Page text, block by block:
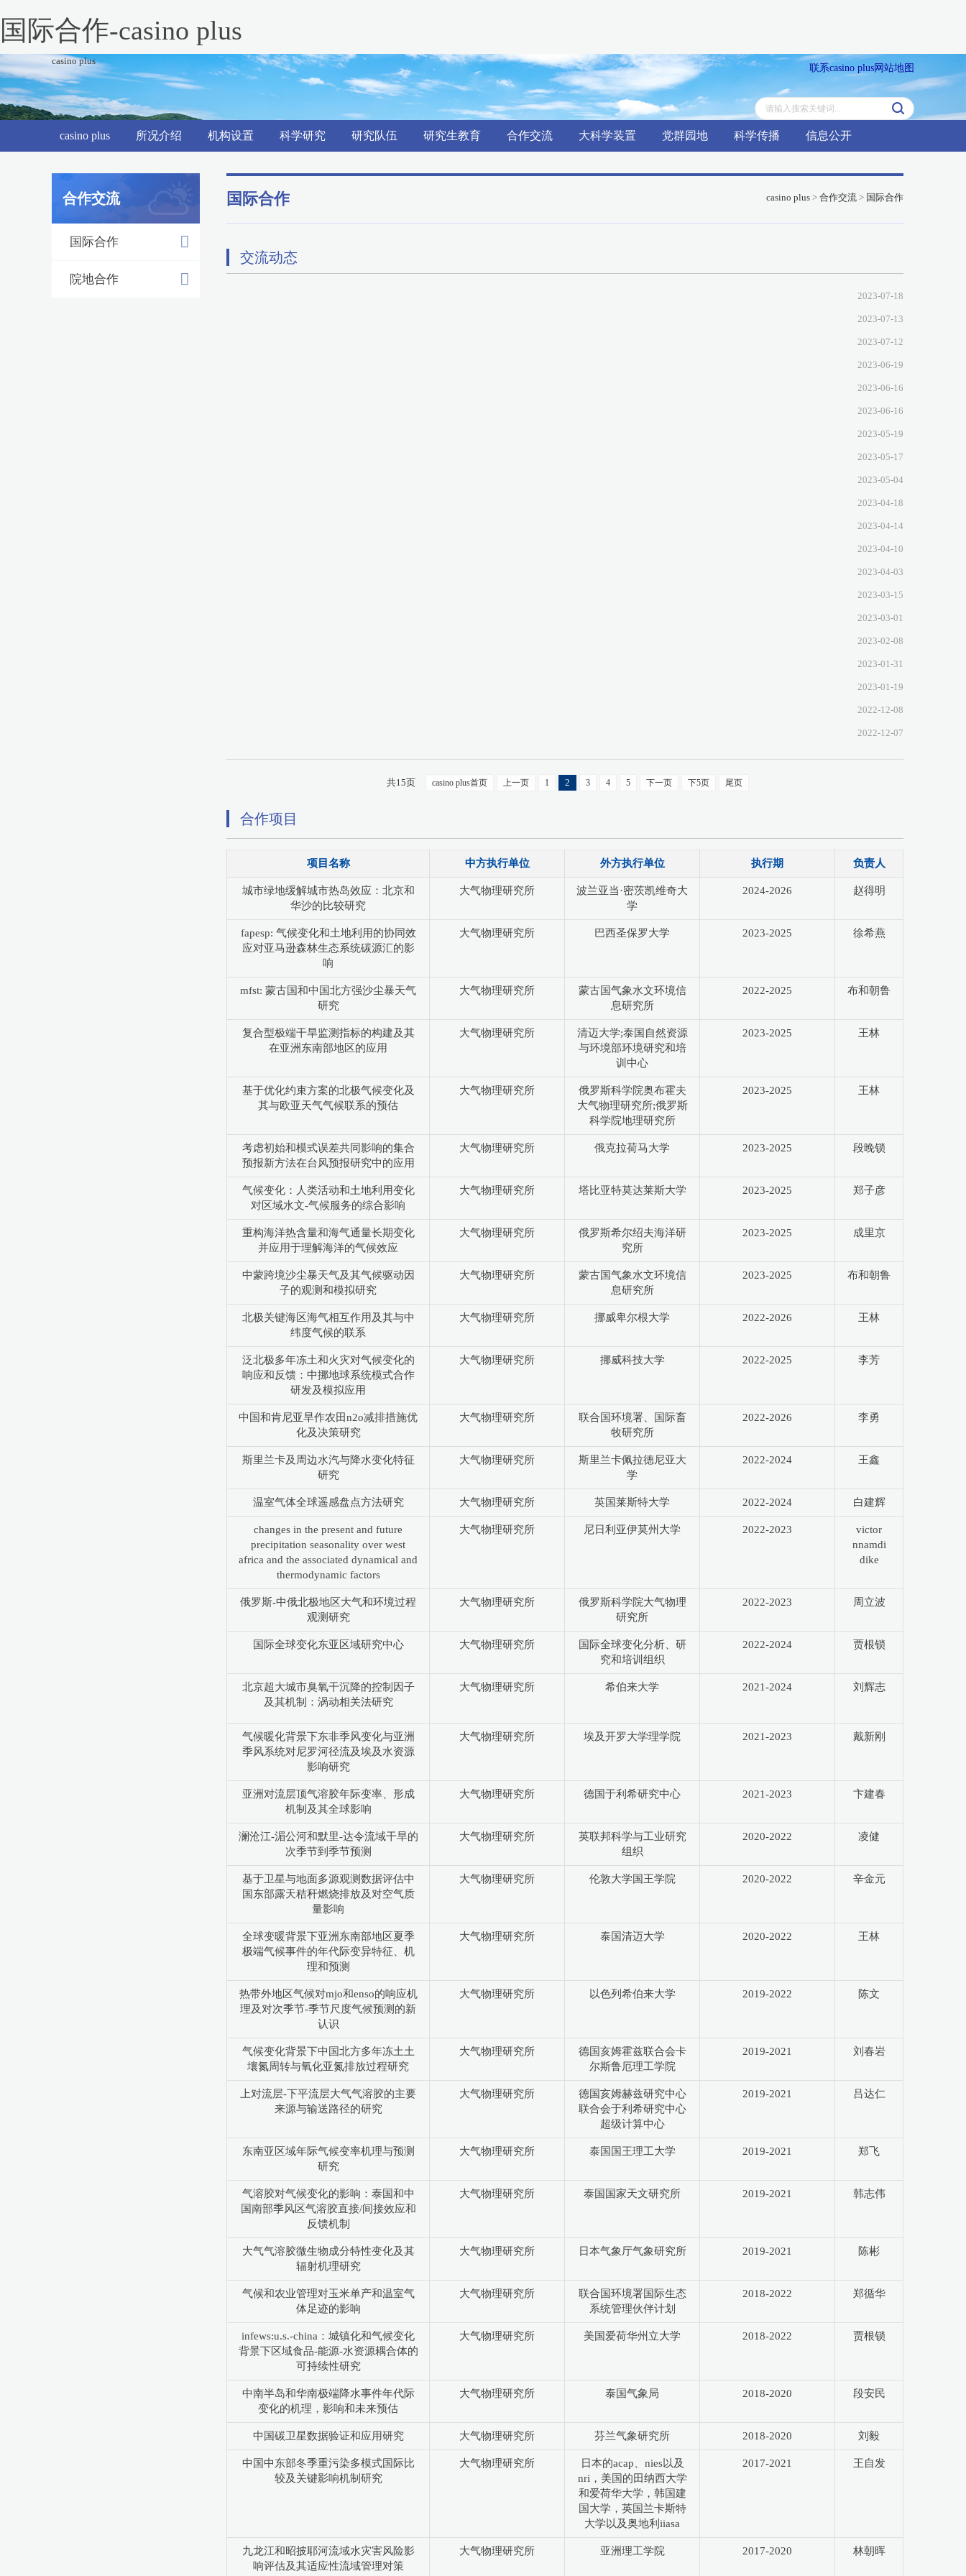
国际合作-casino plus
联系casino plus网站地图
casino plus
casino plus 所况介绍 机构设置 科学研究 研究队伍 研究生教育 合作交流 大科学装置 党群园地 科学传播 信息公开
合作交流
国际合作
院地合作
国际合作 casino plus > 合作交流 > 国际合作
交流动态
2023-07-18
2023-07-13
2023-07-12
2023-06-19
2023-06-16
2023-06-16
2023-05-19
2023-05-17
2023-05-04
2023-04-18
2023-04-14
2023-04-10
2023-04-03
2023-03-15
2023-03-01
2023-02-08
2023-01-31
2023-01-19
2022-12-08
2022-12-07
共15页 casino plus首页 上一页 1 2 3 4 5 下一页 下5页 尾页
合作项目
项目名称 中方执行单位 外方执行单位 执行期 负责人
城市绿地缓解城市热岛效应：北京和
华沙的比较研究
大气物理研究所
波兰亚当·密茨凯维奇大
学
2024-2026 赵得明
fapesp: 气候变化和土地利用的协同效
应对亚马逊森林生态系统碳源汇的影
响
大气物理研究所 巴西圣保罗大学 2023-2025 徐希燕
mfst: 蒙古国和中国北方强沙尘暴天气
研究
大气物理研究所
蒙古国气象水文环境信
息研究所
2022-2025 布和朝鲁
复合型极端干旱监测指标的构建及其
在亚洲东南部地区的应用
大气物理研究所
清迈大学;泰国自然资源
与环境部环境研究和培
训中心
2023-2025 王林
基于优化约束方案的北极气候变化及
其与欧亚天气气候联系的预估
大气物理研究所
俄罗斯科学院奥布霍夫
大气物理研究所;俄罗斯
科学院地理研究所
2023-2025 王林
考虑初始和模式误差共同影响的集合
预报新方法在台风预报研究中的应用
大气物理研究所 俄克拉荷马大学 2023-2025 段晚锁
气候变化：人类活动和土地利用变化
对区域水文-气候服务的综合影响
大气物理研究所 塔比亚特莫达莱斯大学 2023-2025 郑子彦
重构海洋热含量和海气通量长期变化
并应用于理解海洋的气候效应
大气物理研究所
俄罗斯希尔绍夫海洋研
究所
2023-2025 成里京
中蒙跨境沙尘暴天气及其气候驱动因
子的观测和模拟研究
大气物理研究所
蒙古国气象水文环境信
息研究所
2023-2025 布和朝鲁
北极关键海区海气相互作用及其与中
纬度气候的联系
大气物理研究所 挪威卑尔根大学 2022-2026 王林
泛北极多年冻土和火灾对气候变化的
响应和反馈：中挪地球系统模式合作
研发及模拟应用
大气物理研究所 挪威科技大学 2022-2025 李芳
中国和肯尼亚旱作农田n2o减排措施优
化及决策研究
大气物理研究所
联合国环境署、国际畜
牧研究所
2022-2026 李勇
斯里兰卡及周边水汽与降水变化特征
研究
大气物理研究所
斯里兰卡佩拉德尼亚大
学
2022-2024 王鑫
温室气体全球遥感盘点方法研究 大气物理研究所 英国莱斯特大学 2022-2024 白建辉
changes in the present and future
precipitation seasonality over west
africa and the associated dynamical and
thermodynamic factors
大气物理研究所 尼日利亚伊莫州大学 2022-2023
victor
nnamdi
dike
俄罗斯-中俄北极地区大气和环境过程
观测研究
大气物理研究所
俄罗斯科学院大气物理
研究所
2022-2023 周立波
国际全球变化东亚区域研究中心 大气物理研究所
国际全球变化分析、研
究和培训组织
2022-2024 贾根锁
北京超大城市臭氧干沉降的控制因子
及其机制：涡动相关法研究
大气物理研究所 希伯来大学 2021-2024 刘辉志
气候暖化背景下东非季风变化与亚洲
季风系统对尼罗河径流及埃及水资源
影响研究
大气物理研究所 埃及开罗大学理学院 2021-2023 戴新刚
亚洲对流层顶气溶胶年际变率、形成
机制及其全球影响
大气物理研究所 德国于利希研究中心 2021-2023 卞建春
澜沧江-湄公河和默里-达令流域干旱的
次季节到季节预测
大气物理研究所
英联邦科学与工业研究
组织
2020-2022 凌健
基于卫星与地面多源观测数据评估中
国东部露天秸秆燃烧排放及对空气质
量影响
大气物理研究所 伦敦大学国王学院 2020-2022 辛金元
全球变暖背景下亚洲东南部地区夏季
极端气候事件的年代际变异特征、机
理和预测
大气物理研究所 泰国清迈大学 2020-2022 王林
热带外地区气候对mjo和enso的响应机
理及对次季节-季节尺度气候预测的新
认识
大气物理研究所 以色列希伯来大学 2019-2022 陈文
气候变化背景下中国北方多年冻土土
壤氮周转与氧化亚氮排放过程研究
大气物理研究所
德国亥姆霍兹联合会卡
尔斯鲁厄理工学院
2019-2021 刘春岩
上对流层-下平流层大气气溶胶的主要
来源与输送路径的研究
大气物理研究所
德国亥姆赫兹研究中心
联合会于利希研究中心
超级计算中心
2019-2021 吕达仁
东南亚区域年际气候变率机理与预测
研究
大气物理研究所 泰国国王理工大学 2019-2021 郑飞
气溶胶对气候变化的影响：泰国和中
国南部季风区气溶胶直接/间接效应和
反馈机制
大气物理研究所 泰国国家天文研究所 2019-2021 韩志伟
大气气溶胶微生物成分特性变化及其
辐射机理研究
大气物理研究所 日本气象厅气象研究所 2019-2021 陈彬
气候和农业管理对玉米单产和温室气
体足迹的影响
大气物理研究所
联合国环境署国际生态
系统管理伙伴计划
2018-2022 郑循华
infews:u.s.-china：城镇化和气候变化
背景下区域食品-能源-水资源耦合体的
可持续性研究
大气物理研究所 美国爱荷华州立大学 2018-2022 贾根锁
中南半岛和华南极端降水事件年代际
变化的机理，影响和未来预估
大气物理研究所 泰国气象局 2018-2020 段安民
中国碳卫星数据验证和应用研究 大气物理研究所 芬兰气象研究所 2018-2020 刘毅
中国中东部冬季重污染多模式国际比
较及关键影响机制研究
大气物理研究所
日本的acap、nies以及
nri，美国的田纳西大学
和爱荷华大学，韩国建
国大学，英国兰卡斯特
大学以及奥地利iiasa
2017-2021 王自发
九龙江和昭披耶河流域水灾害风险影
响评估及其适应性流域管理对策
大气物理研究所 亚洲理工学院 2017-2020 林朝晖